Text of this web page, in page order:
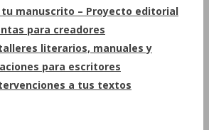
tu manuscrito – Proyecto editorial
para creadores
literarios, manuales y
para escritores
a tus textos